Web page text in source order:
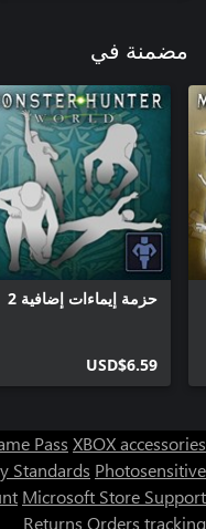
مضمنة في
حزمة إيماءات إضافية 2
USD$6.59
Pass XBOX accessories
Standards Photosensitive
Microsoft Store Support
Returns Orders tracking